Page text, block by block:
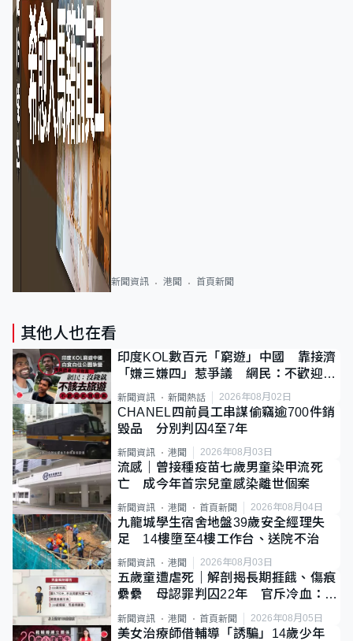
新聞資訊 港聞 首頁新聞
其他人也在看
印度KOL數百元「窮遊」中國 靠接濟
「嫌三嫌四」惹爭議 網民：不歡迎劣
質旅客
新聞資訊 新聞熱話 2026年08月02日
CHANEL四前員工串謀偷竊逾700件銷
毀品 分別判囚4至7年
新聞資訊 港聞 2026年08月03日
流感｜曾接種疫苗七歲男童染甲流死
亡 成今年首宗兒童感染離世個案
新聞資訊 港聞 首頁新聞 2026年08月04日
九龍城學生宿舍地盤39歲安全經理失
足 14樓墮至4樓工作台、送院不治
新聞資訊 港聞 2026年08月03日
五歲童遭虐死｜解剖揭長期捱餓、傷痕
纍纍 母認罪判囚22年 官斥冷血：同
類案最惡劣
新聞資訊 港聞 首頁新聞 2026年08月05日
美女治療師借輔導「誘騙」14歲少年